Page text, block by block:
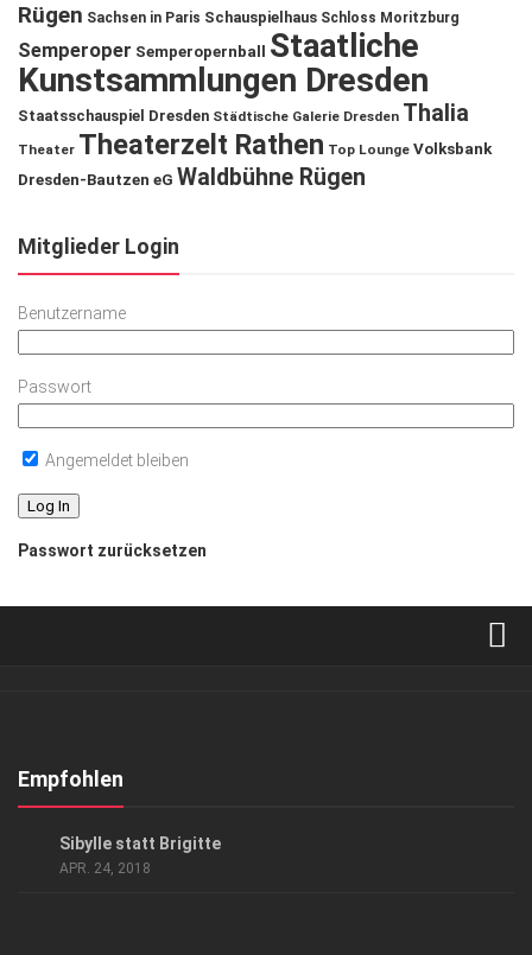
Rügen Sachsen in Paris Schauspielhaus Schloss Moritzburg
Semperoper Semperopernball
Staatliche
Kunstsammlungen Dresden
Staatsschauspiel Dresden Städtische Galerie Dresden Thalia
Theater Theaterzelt Rathen Top Lounge Volksbank
Dresden-Bautzen eG Waldbühne Rügen
Mitglieder Login
Benutzername
Passwort
Angemeldet bleiben
Passwort zurücksetzen
Kontakt, Impressum
Empfohlen
Sibylle statt Brigitte
APR. 24, 2018